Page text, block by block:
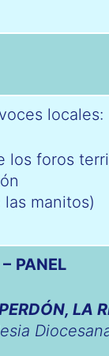
locales:
los foros
manitos)
PANEL
LA